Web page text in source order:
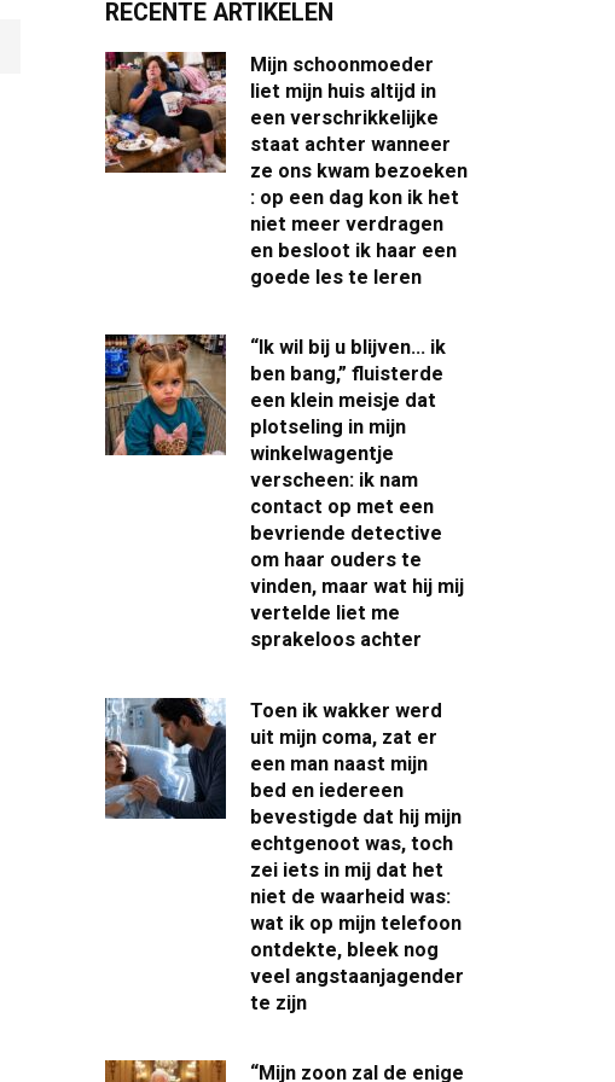
RECENTE ARTIKELEN
Mijn schoonmoeder
liet mijn huis altijd in
een verschrikkelijke
staat achter wanneer
ze ons kwam bezoeken
: op een dag kon ik het
niet meer verdragen
en besloot ik haar een
goede les te leren
“Ik wil bij u blijven… ik
ben bang,” fluisterde
een klein meisje dat
plotseling in mijn
winkelwagentje
verscheen: ik nam
contact op met een
bevriende detective
om haar ouders te
vinden, maar wat hij mij
vertelde liet me
sprakeloos achter
Toen ik wakker werd
uit mijn coma, zat er
een man naast mijn
bed en iedereen
bevestigde dat hij mijn
echtgenoot was, toch
zei iets in mij dat het
niet de waarheid was:
wat ik op mijn telefoon
ontdekte, bleek nog
veel angstaanjagender
te zijn
“Mijn zoon zal de enige